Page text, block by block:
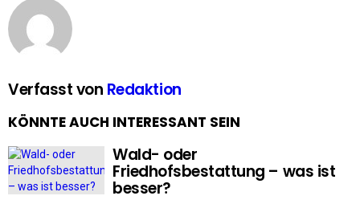
Verfasst von Redaktion
KÖNNTE AUCH INTERESSANT SEIN
Wald- oder
Friedhofsbestattung – was ist
besser?